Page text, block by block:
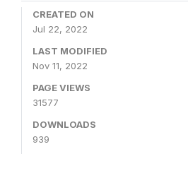
CREATED ON
Jul 22, 2022
LAST MODIFIED
Nov 11, 2022
PAGE VIEWS
31577
DOWNLOADS
939